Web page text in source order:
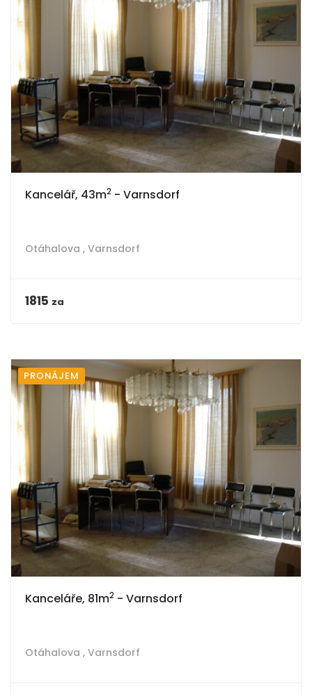
Kancelář, 43m2 - Varnsdorf
Otáhalova , Varnsdorf
1815 za
PRONÁJEM
Kanceláře, 81m2 - Varnsdorf
Otáhalova , Varnsdorf